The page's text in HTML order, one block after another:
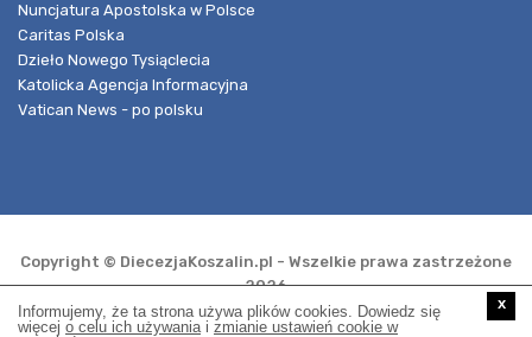
Nuncjatura Apostolska w Polsce
Caritas Polska
Dzieło Nowego Tysiąclecia
Katolicka Agencja Informacyjna
Vatican News - po polsku
Copyright © DiecezjaKoszalin.pl - Wszelkie prawa zastrzeżone
2026
Informujemy, że ta strona używa plików cookies. Dowiedz się
więcej o celu ich używaniai zmianie ustawień cookie w
x